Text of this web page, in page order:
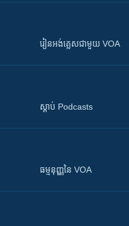
រៀន​​​​​​អង់គ្លេស​​ជាមួយ VOA
ស្តាប់ Podcasts
ធម្មនុញ្ញ​នៃ VOA